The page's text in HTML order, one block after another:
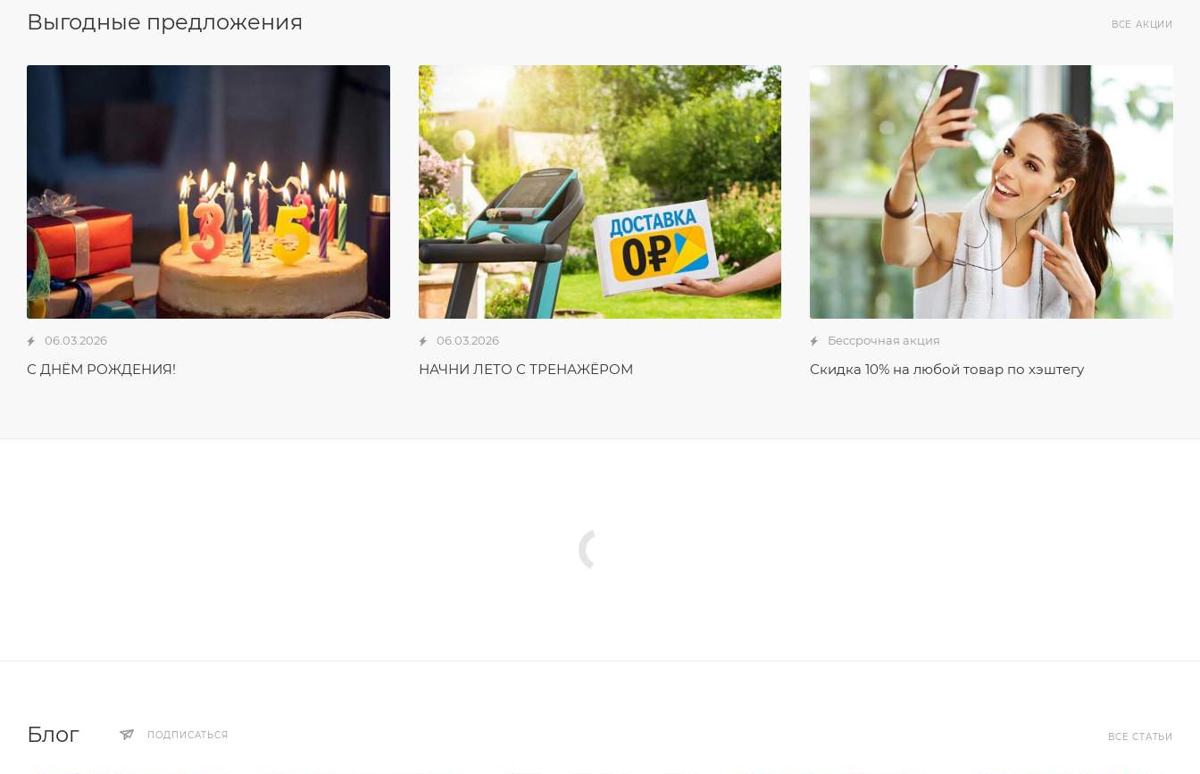
Выгодные предложения ВСЕ АКЦИИ
06.03.2026
С ДНЁМ РОЖДЕНИЯ!
06.03.2026
НАЧНИ ЛЕТО С ТРЕНАЖЁРОМ
Бессрочная акция
Скидка 10% на любой товар по хэштегу
Блог ПОДПИСАТЬСЯ ВСЕ СТАТЬИ